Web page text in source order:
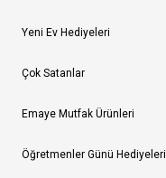
Yeni Ev Hediyeleri
Çok Satanlar
Emaye Mutfak Ürünleri
Öğretmenler Günü Hediyeleri